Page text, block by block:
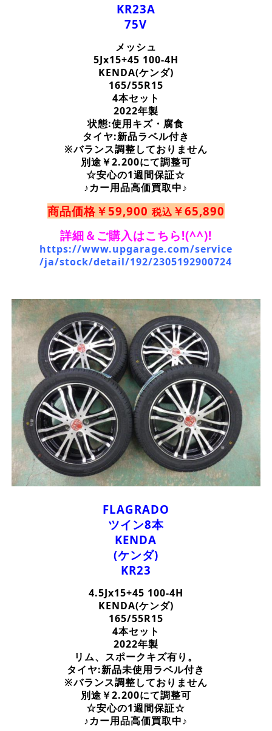
KR23A
75V
メッシュ
5Jx15+45 100-4H
KENDA(ケンダ)
165/55R15
4本セット
2022年製
状態:使用キズ・腐食
タイヤ:新品ラベル付き
※バランス調整しておりません
別途￥2.200にて調整可
☆安心の1週間保証☆
♪カー用品高価買取中♪
商品価格￥59,900 税込 ￥65,890
詳細＆ご購入はこちら!(^^)!
https://www.upgarage.com/service
/ja/stock/detail/192/2305192900724
FLAGRADO
ツイン8本
KENDA
(ケンダ)
KR23
4.5Jx15+45 100-4H
KENDA(ケンダ)
165/55R15
4本セット
2022年製
リム、スポークキズ有り。
タイヤ:新品未使用ラベル付き
※バランス調整しておりません
別途￥2.200にて調整可
☆安心の1週間保証☆
♪カー用品高価買取中♪